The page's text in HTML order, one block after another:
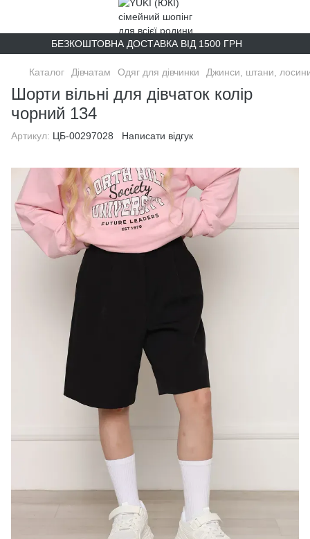
БЕЗКОШТОВНА ДОСТАВКА ВІД 1500 ГРН
Каталог Дівчатам Одяг для дівчинки Джинси, штани,
Шорти вільні для дівчаток колір
чорний 134
Артикул: ЦБ-00297028 Написати відгук